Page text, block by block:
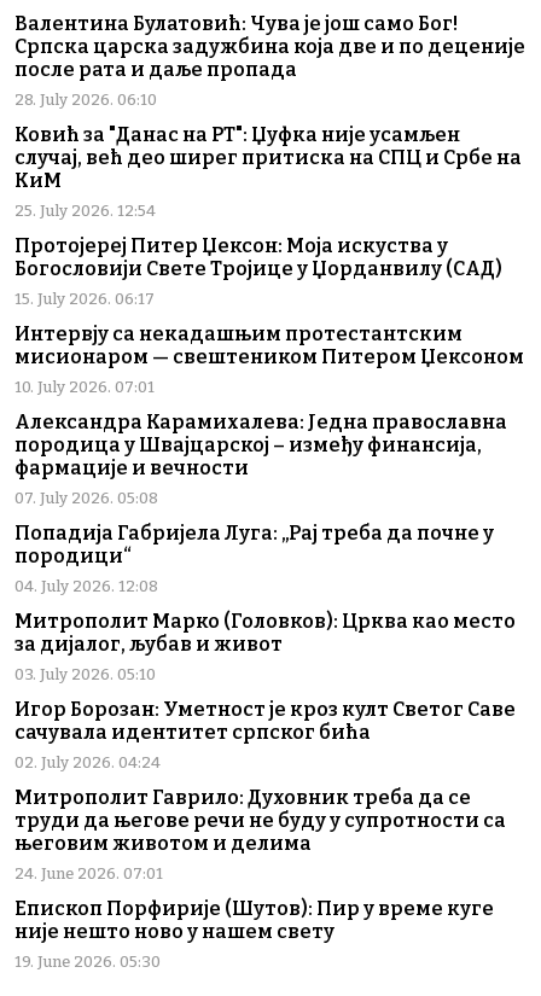
Валентина Булатовић: Чува је још само Бог!
Српска царска задужбина која две и по деценије
после рата и даље пропада
28. July 2026. 06:10
Ковић за "Данас на РТ": Џуфка није усамљен
случај, већ део ширег притиска на СПЦ и Србе на
КиМ
25. July 2026. 12:54
Протојереј Питер Џексон: Моја искуства у
Богословији Свете Тројице у Џорданвилу (САД)
15. July 2026. 06:17
Интервју са некадашњим протестантским
мисионаром — свештеником Питером Џексоном
10. July 2026. 07:01
Александра Карамихалева: Једна православна
породица у Швајцарској – између финансија,
фармације и вечности
07. July 2026. 05:08
Попадија Габријела Луга: „Рај треба да почне у
породици“
04. July 2026. 12:08
Митрополит Марко (Головков): Црква као место
за дијалог, љубав и живот
03. July 2026. 05:10
Игор Борозан: Уметност је кроз култ Светог Саве
сачувала идентитет српског бића
02. July 2026. 04:24
Митрополит Гаврило: Духовник треба да се
труди да његове речи не буду у супротности са
његовим животом и делима
24. June 2026. 07:01
Епископ Порфирије (Шутов): Пир у време куге
није нешто ново у нашем свету
19. June 2026. 05:30